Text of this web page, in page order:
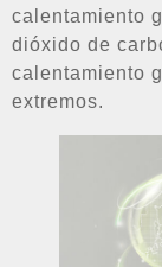
calentamiento
dióxido de
calentamiento
extremos.